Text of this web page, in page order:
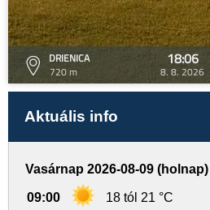
DRIENICA
720 m
18:06
8. 8. 2026
Aktuális info
Vasárnap 2026-08-09 (holnap)
09:00 18 tól 21 °C